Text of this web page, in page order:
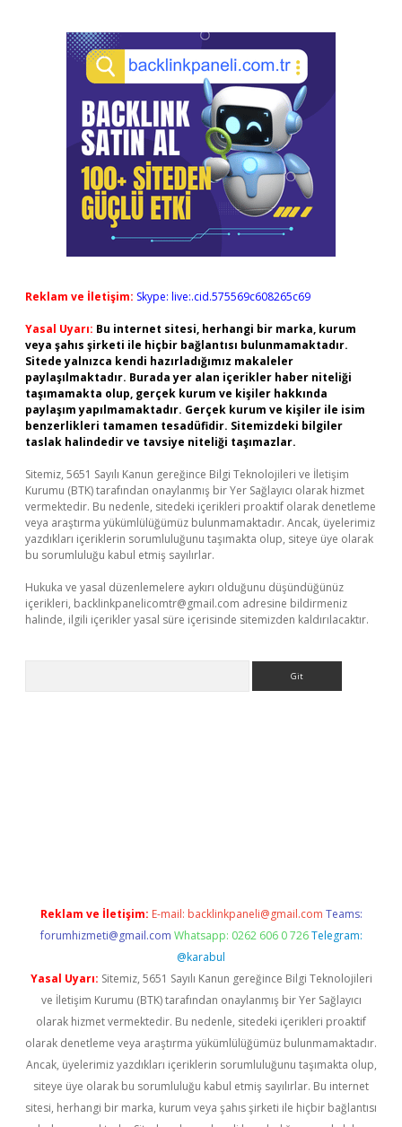
Reklam ve İletişim: Skype: live:.cid.575569c608265c69
Yasal Uyarı: Bu internet sitesi, herhangi bir marka, kurum
veya şahıs şirketi ile hiçbir bağlantısı bulunmamaktadır.
Sitede yalnızca kendi hazırladığımız makaleler
paylaşılmaktadır. Burada yer alan içerikler haber niteliği
taşımamakta olup, gerçek kurum ve kişiler hakkında
paylaşım yapılmamaktadır. Gerçek kurum ve kişiler ile isim
benzerlikleri tamamen tesadüfidir. Sitemizdeki bilgiler
taslak halindedir ve tavsiye niteliği taşımazlar.
Sitemiz, 5651 Sayılı Kanun gereğince Bilgi Teknolojileri ve İletişim
Kurumu (BTK) tarafından onaylanmış bir Yer Sağlayıcı olarak hizmet
vermektedir. Bu nedenle, sitedeki içerikleri proaktif olarak denetleme
veya araştırma yükümlülüğümüz bulunmamaktadır. Ancak, üyelerimiz
yazdıkları içeriklerin sorumluluğunu taşımakta olup, siteye üye olarak
bu sorumluluğu kabul etmiş sayılırlar.
Hukuka ve yasal düzenlemelere aykırı olduğunu düşündüğünüz
içerikleri, backlinkpanelicomtr@gmail.com adresine bildirmeniz
halinde, ilgili içerikler yasal süre içerisinde sitemizden kaldırılacaktır.
Reklam ve İletişim: E-mail: backlinkpaneli@gmail.com Teams:
forumhizmeti@gmail.com Whatsapp: 0262 606 0 726 Telegram:
@karabul
Yasal Uyarı: Sitemiz, 5651 Sayılı Kanun gereğince Bilgi Teknolojileri
ve İletişim Kurumu (BTK) tarafından onaylanmış bir Yer Sağlayıcı
olarak hizmet vermektedir. Bu nedenle, sitedeki içerikleri proaktif
olarak denetleme veya araştırma yükümlülüğümüz bulunmamaktadır.
Ancak, üyelerimiz yazdıkları içeriklerin sorumluluğunu taşımakta olup,
siteye üye olarak bu sorumluluğu kabul etmiş sayılırlar. Bu internet
sitesi, herhangi bir marka, kurum veya şahıs şirketi ile hiçbir bağlantısı